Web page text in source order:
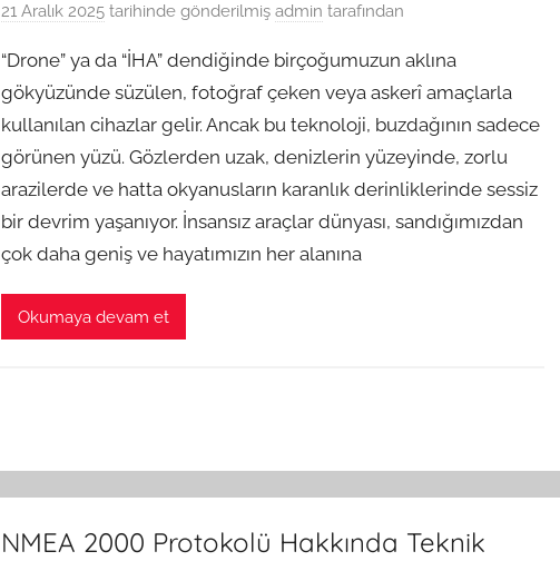
21 Aralık 2025tarihinde gönderilmiş admin tarafından
“Drone” ya da “İHA” dendiğinde birçoğumuzun aklına
gökyüzünde süzülen, fotoğraf çeken veya askerî amaçlarla
kullanılan cihazlar gelir. Ancak bu teknoloji, buzdağının sadece
görünen yüzü. Gözlerden uzak, denizlerin yüzeyinde, zorlu
arazilerde ve hatta okyanusların karanlık derinliklerinde sessiz
bir devrim yaşanıyor. İnsansız araçlar dünyası, sandığımızdan
çok daha geniş ve hayatımızın her alanına
Okumaya devam et
NMEA 2000 Protokolü Hakkında Teknik